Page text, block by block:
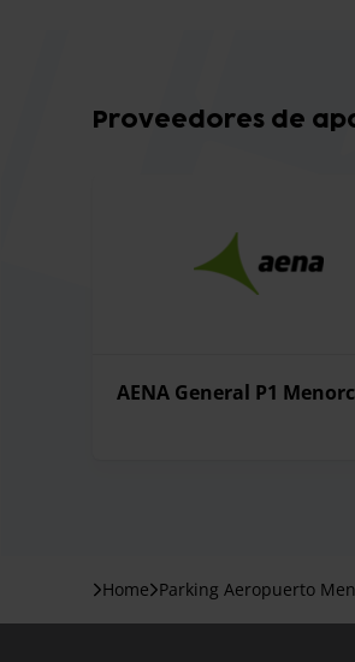
Proveedores de
AENA General P1
Home Parking Aeropuerto